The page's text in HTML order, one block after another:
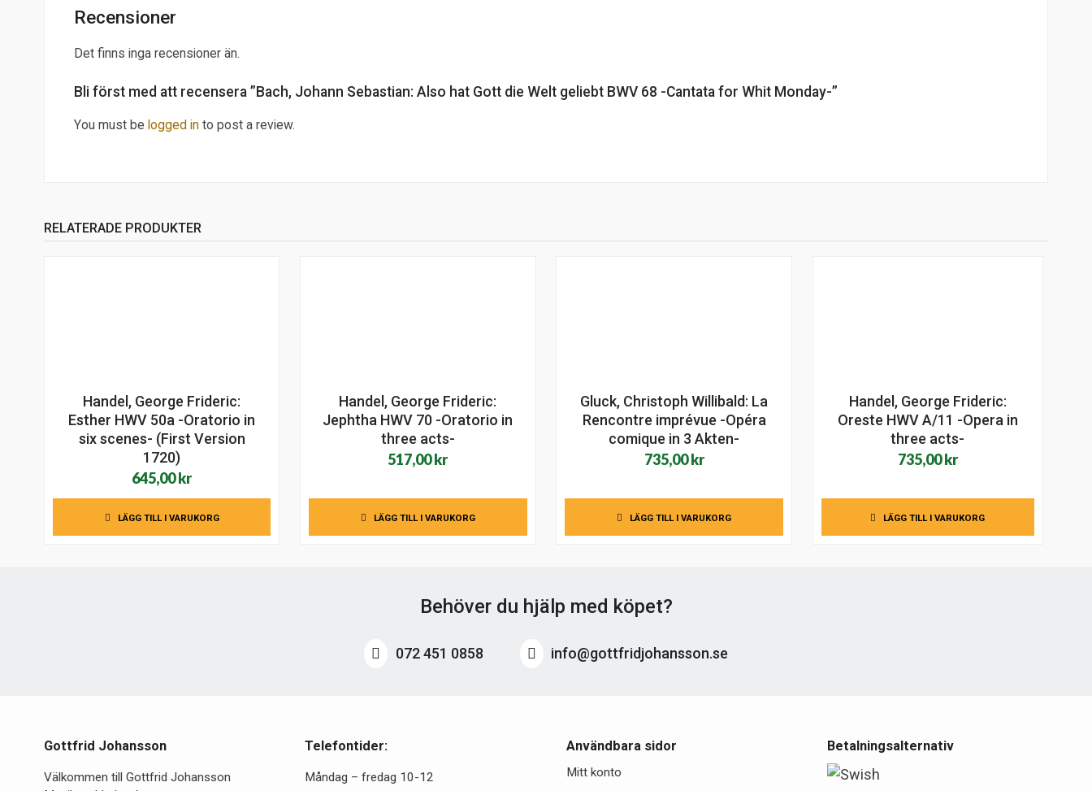
Recensioner
Det finns inga recensioner än.
Bli först med att recensera ”Bach, Johann Sebastian: Also hat Gott die Welt geliebt BWV 68 -Cantata for Whit Monday-”
You must be logged into post a review.
RELATERADE PRODUKTER
Handel, George Frideric:
Esther HWV 50a -Oratorio in
six scenes- (First Version
1720)
645,00kr
LÄGG TILL I VARUKORG
Handel, George Frideric:
Jephtha HWV 70 -Oratorio in
three acts-
517,00kr
LÄGG TILL I VARUKORG
Gluck, Christoph Willibald: La
Rencontre imprévue -Opéra
comique in 3 Akten-
735,00kr
LÄGG TILL I VARUKORG
Handel, George Frideric:
Oreste HWV A/11 -Opera in
three acts-
735,00kr
LÄGG TILL I VARUKORG
Behöver du hjälp med köpet?
072 451 0858 info@gottfridjohansson.se
Gottfrid Johansson
Välkommen till Gottfrid Johansson
Telefontider:
Måndag – fredag 10-12
Användbara sidor
Mitt konto
Betalningsalternativ